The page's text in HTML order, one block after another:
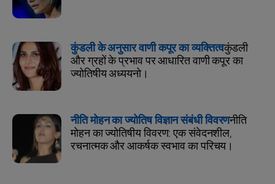
कुंडली के अनुसार वाणी कपूर का व्यक्तित्वकुंडली
और ग्रहों के प्रभाव पर आधारित वाणी कपूर का
ज्योतिषीय अध्ययनो।
नीति मोहन का ज्योतिष विज्ञान संबंधी विवरणनीति
मोहन का ज्योतिषीय विवरण: एक संवेदनशील,
रचनात्मक और आकर्षक स्वभाव का परिचय।